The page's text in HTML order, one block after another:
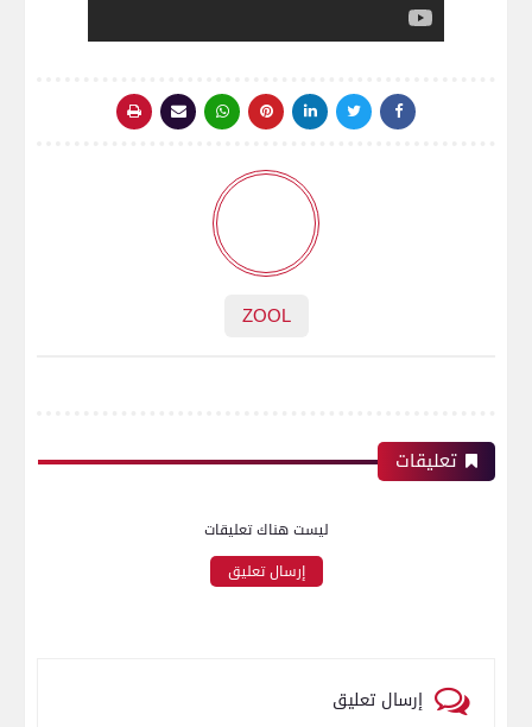
ZOOL
تعليقات
ليست هناك تعليقات
إرسال تعليق
إرسال تعليق